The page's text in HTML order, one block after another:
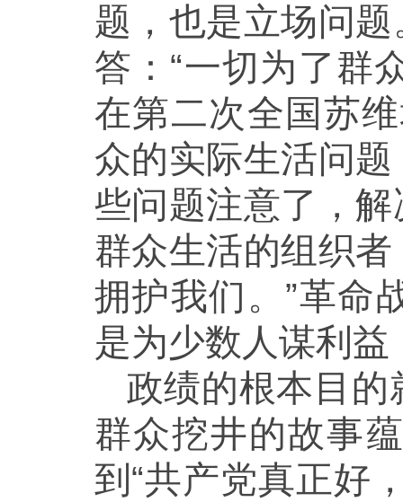
题，也是立场问
答：“一切为了群
在第二次全国苏
众的实际生活问
些问题注意了，
群众生活的组织
拥护我们。”革命
是为少数人谋利
政绩的根本目
群众挖井的故事
到“共产党真正好